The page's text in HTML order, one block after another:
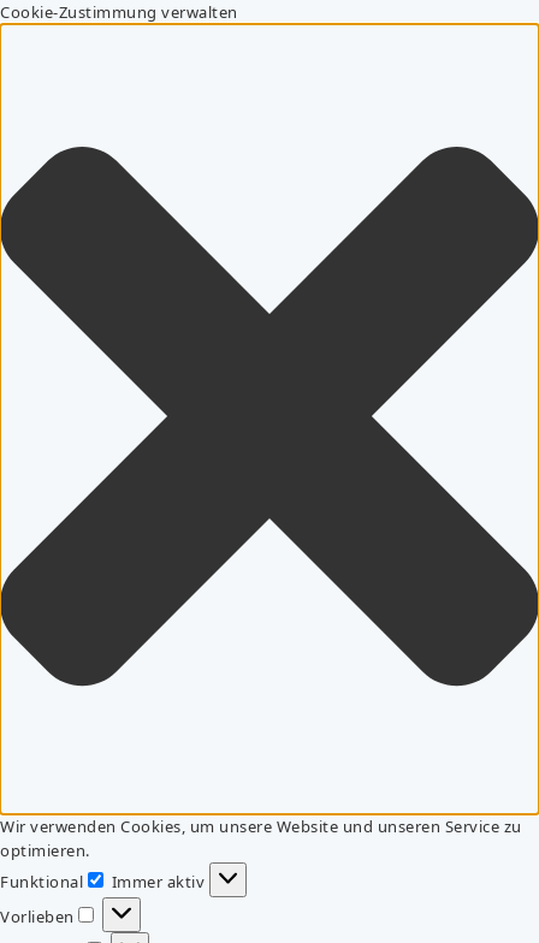
Cookie-Zustimmung verwalten
Wir verwenden Cookies, um unsere Website und unseren Service zu
optimieren.
Funktional
Funktional
Immer aktiv
Vorlieben
Vorlieben